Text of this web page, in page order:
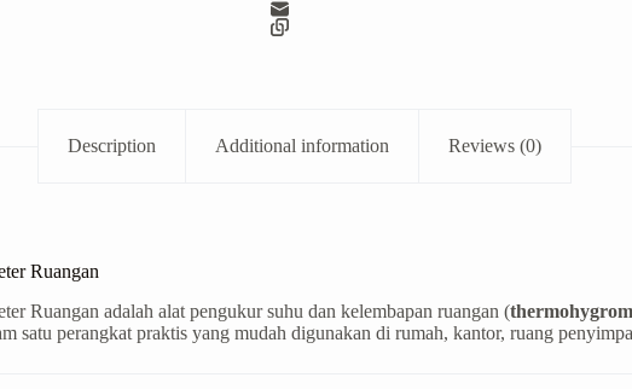
Description Additional information Reviews (0)
Ruangan
Ruangan adalah alat pengukur suhu dan kelembapan ruangan (
satu perangkat praktis yang mudah digunakan di rumah, kantor, ruang